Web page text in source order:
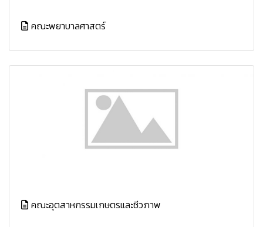
คณะพยาบาลศาสตร์
คณะอุตสาหกรรมเกษตรและชีวภาพ